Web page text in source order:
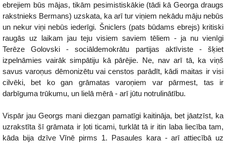
ebrejiem būs mājas, tikām pesimistiskākie (tādi kā Georga draugs
rakstnieks Bermans) uzskata, ka arī tur viņiem nekādu māju nebūs
un nekur viņi nebūs iederīgi. Šniclers (pats būdams ebrejs) kritiski
raugās uz laikam jau teju visiem saviem tēliem - ja nu vienīgi
Terēze Golovski - sociāldemokrātu partijas aktīviste - šķiet
izpelnāmies vairāk simpātiju kā pārējie. Ne, nav arī tā, ka viņš
savus varoņus dēmonizētu vai censtos parādīt, kādi maitas ir visi
cilvēki, bet ko gan grāmatas varoņiem var pārmest, tas ir
darbīguma trūkumu, un lielā mērā - arī jūtu notrulinātību.
Vispār jau Georgs mani diezgan pamatīgi kaitināja, bet jāatzīst, ka
uzrakstīta šī grāmata ir ļoti ticami, turklāt tā ir itin laba liecība tam,
kāda bija dzīve Vīnē pirms 1. Pasaules kara - arī attiecībā uz